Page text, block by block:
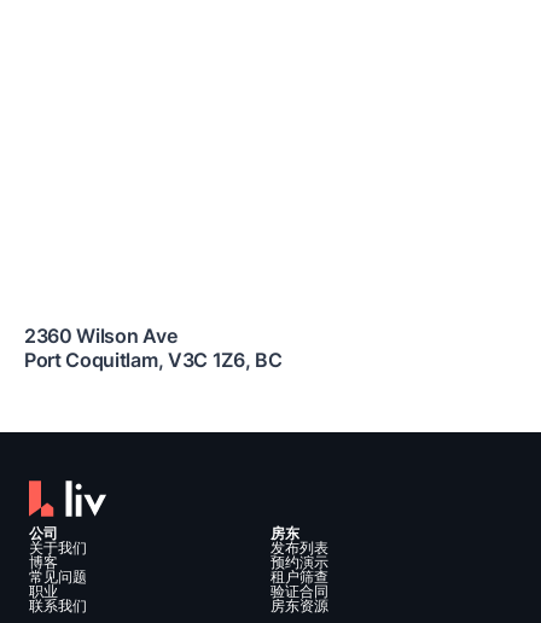
2360 Wilson Ave
Port Coquitlam, V3C 1Z6, BC
公司
关于我们
博客
常见问题
职业
联系我们
房东
发布列表
预约演示
租户筛查
验证合同
房东资源